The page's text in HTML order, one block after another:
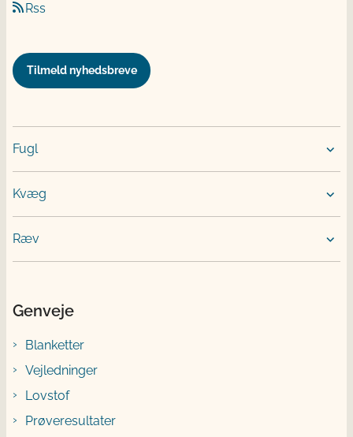
Rss
Tilmeld nyhedsbreve
Fugl
Kvæg
Ræv
Genveje
Blanketter
Vejledninger
Lovstof
Prøveresultater